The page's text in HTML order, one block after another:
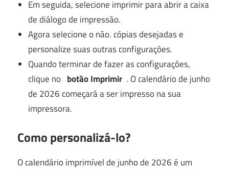
Em seguida, selecione imprimir para abrir a caixa
de diálogo de impressão.
Agora selecione o não.cópias desejadas e
personalize suas outras configurações.
Quando terminar de fazer as configurações,
clique no botão Imprimir . O calendário de junho
de 2026 começará a ser impresso na sua
impressora.
Como personalizá-lo?
O calendário imprimível de junho de 2026 é um